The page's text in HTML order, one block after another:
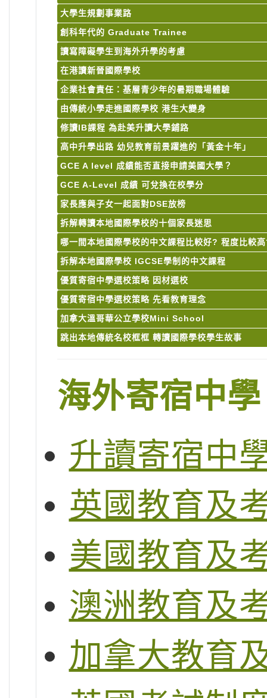
大學生規劃事業路
創科年代的 Graduate Trainee
讀寫障礙學生到海外升學的考慮
在港讀新晉國際學校
企業社會責任：基層青少年的暑期職場體驗
由傳統小學走進國際學校 港生大變身
修讀IB課程 為赴美升讀大學鋪路
高中升學出路 幼兒教育前景躍進的「黃金十年」
GCE A level 成績能否直接申請美國大學？
GCE A-Level 成績 可兌換在校學分
家長應與子女一起面對DSE放榜
拆解轉讀本地國際學校的十個家長迷思
哪一間本地國際學校的中文課程比較好? 程度比較
拆解本地國際學校 IGCSE學制的中文課程
優質寄宿中學選校策略 因材選校
優質寄宿中學選校策略 先看教育理念
加拿大溫哥華公立學校Mini School
跳出本地傳統名校框框 轉讀國際學校學生故事
海外寄宿中學
升讀寄宿中
英國教育及
美國教育及
澳洲教育及
加拿大教育